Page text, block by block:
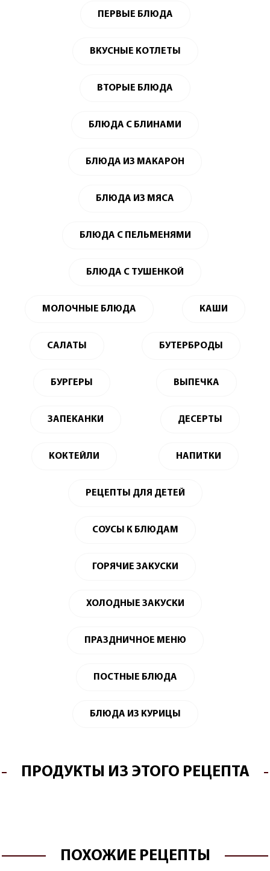
ПЕРВЫЕ БЛЮДА
ВКУСНЫЕ КОТЛЕТЫ
ВТОРЫЕ БЛЮДА
БЛЮДА С БЛИНАМИ
БЛЮДА ИЗ МАКАРОН
БЛЮДА ИЗ МЯСА
БЛЮДА С ПЕЛЬМЕНЯМИ
БЛЮДА С ТУШЕНКОЙ
МОЛОЧНЫЕ БЛЮДА КАШИ
САЛАТЫ БУТЕРБРОДЫ
БУРГЕРЫ ВЫПЕЧКА
ЗАПЕКАНКИ ДЕСЕРТЫ
КОКТЕЙЛИ НАПИТКИ
РЕЦЕПТЫ ДЛЯ ДЕТЕЙ
СОУСЫ К БЛЮДАМ
ГОРЯЧИЕ ЗАКУСКИ
ХОЛОДНЫЕ ЗАКУСКИ
ПРАЗДНИЧНОЕ МЕНЮ
ПОСТНЫЕ БЛЮДА
БЛЮДА ИЗ КУРИЦЫ
ПРОДУКТЫ ИЗ ЭТОГО РЕЦЕПТА
ПОХОЖИЕ РЕЦЕПТЫ